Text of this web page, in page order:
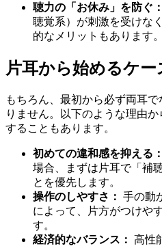
聴力の「お休み」を防ぐ：
聴覚系）が刺激を受けな
的なメリットもあります。
片耳から始めるケ
もちろん、最初から必ず両耳
りません。以下のような理由
することもあります。
初めての違和感を抑える：
場合、まずは片耳で「補
とを優先します。
操作のしやすさ： 手の動
によって、片方がつけや
す。
経済的なバランス： 高性